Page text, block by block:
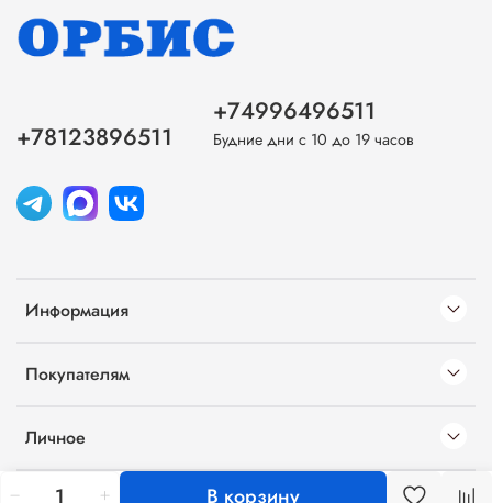
В корзину
Информация
Покупателям
Личное
+78123896511
+74996496511
Будние дни с 10 до 19 часов